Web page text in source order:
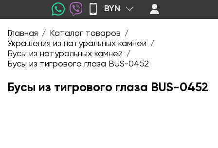
BYN
Главная / Каталог товаров /
Украшения из натуральных камней /
Бусы из натуральных камней /
Бусы из тигрового глаза BUS-0452
Бусы из тигрового глаза BUS-0452